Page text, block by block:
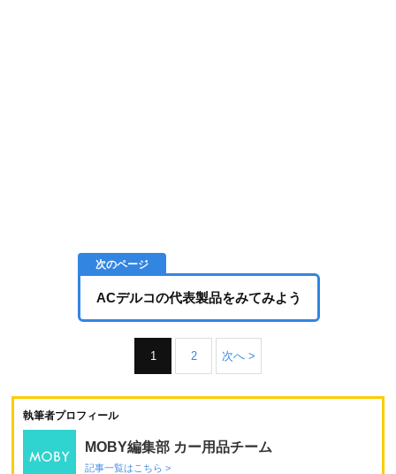
ACデルコの代表製品をみてみよう
1 2 次へ >
執筆者プロフィール
MOBY編集部 カー用品チーム
記事一覧はこちら >